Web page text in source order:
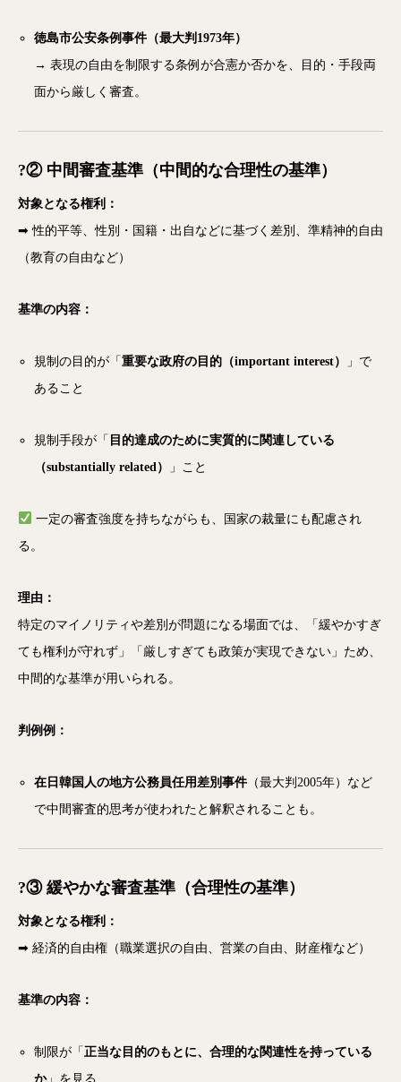
徳島市公安条例事件（最大判1973年）
→ 表現の自由を制限する条例が合憲か否かを、目的・手段両
面から厳しく審査。
?② 中間審査基準（中間的な合理性の基準）
対象となる権利：
➡ 性的平等、性別・国籍・出自などに基づく差別、準精神的自由
（教育の自由など）
基準の内容：
規制の目的が「重要な政府の目的（important interest）
」で
あること
規制手段が「 目的達成のために実質的に関連している
（substantially related）
」こと
一定の審査強度を持ちながらも、国家の裁量にも配慮され
る。
理由：
特定のマイノリティや差別が問題になる場面では、「緩やかすぎ
ても権利が守れず」「厳しすぎても政策が実現できない」ため、
中間的な基準が用いられる。
判例例：
在日韓国人の地方公務員任用差別事件 （最大判2005年）など
で中間審査的思考が使われたと解釈されることも。
?③ 緩やかな審査基準（合理性の基準）
対象となる権利：
➡ 経済的自由権（職業選択の自由、営業の自由、財産権など）
基準の内容：
制限が「正当な目的のもとに、合理的な関連性を持っている
か」を見る